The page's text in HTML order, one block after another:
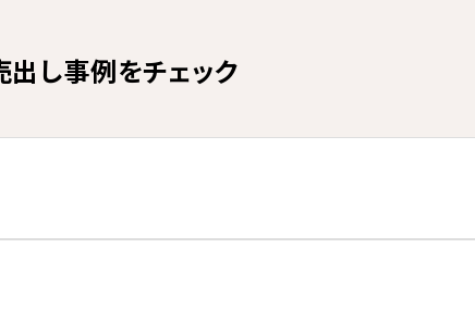
し事例をチェック